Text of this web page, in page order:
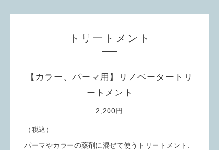
トリートメント
【カラー、パーマ用】リノベータートリ
ートメント
2,200円
（税込）
パーマやカラーの薬剤に混ぜて使うトリートメント.